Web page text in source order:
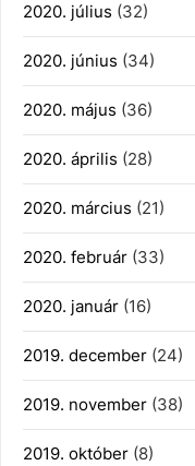
2020. július (32)
2020. június (34)
2020. május (36)
2020. április (28)
2020. március (21)
2020. február (33)
2020. január (16)
2019. december (24)
2019. november (38)
2019. október (8)